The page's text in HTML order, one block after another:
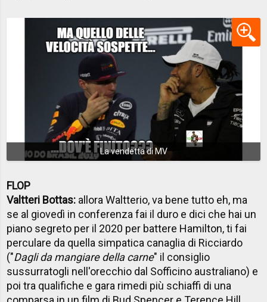
La vendetta di MV
FLOP
Valtteri Bottas: allora Waltterio, va bene tutto eh, ma
se al giovedì in conferenza fai il duro e dici che hai un
piano segreto per il 2020 per battere Hamilton, ti fai
perculare da quella simpatica canaglia di Ricciardo
("Dagli da mangiare della carne" il consiglio
sussurratogli nell'orecchio dal Sofficino australiano) e
poi tra qualifiche e gara rimedi più schiaffi di una